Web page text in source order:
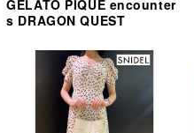
GELATO PIQUE encounter
s DRAGON QUEST